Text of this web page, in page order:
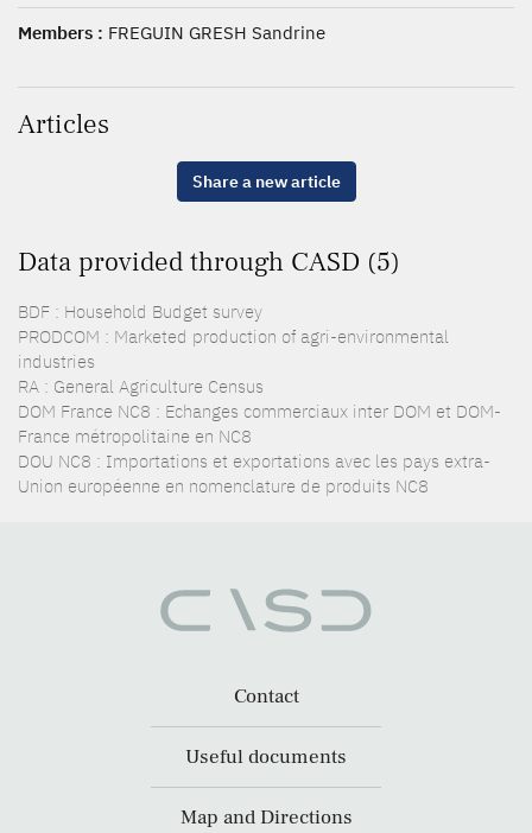
Members : FREGUIN GRESH Sandrine
Articles
Share a new article
Data provided through CASD (5)
BDF : Household Budget survey
PRODCOM : Marketed production of agri-environmental
industries
RA : General Agriculture Census
DOM France NC8 : Echanges commerciaux inter DOM et DOM-
France métropolitaine en NC8
DOU NC8 : Importations et exportations avec les pays extra-
Union européenne en nomenclature de produits NC8
Contact
Useful documents
Map and Directions